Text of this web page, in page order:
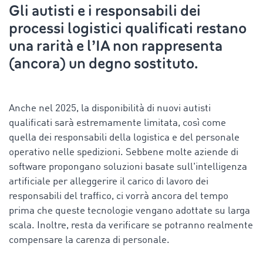
Gli autisti e i responsabili dei
processi logistici qualificati restano
una rarità e l’IA non rappresenta
(ancora) un degno sostituto.
Anche nel 2025, la disponibilità di nuovi autisti
qualificati sarà estremamente limitata, così come
quella dei responsabili della logistica e del personale
operativo nelle spedizioni. Sebbene molte aziende di
software propongano soluzioni basate sull'intelligenza
artificiale per alleggerire il carico di lavoro dei
responsabili del traffico, ci vorrà ancora del tempo
prima che queste tecnologie vengano adottate su larga
scala. Inoltre, resta da verificare se potranno realmente
compensare la carenza di personale.